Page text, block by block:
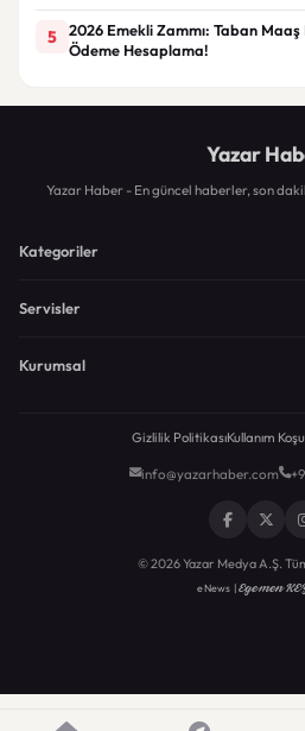
5
2026 Emekli Zammı: Taban
Ödeme Hesaplama!
Yazar
Yazar Haber - En güncel haberler, son
Kategoriler
Servisler
Kurumsal
Gizlilik PolitikasıKullanım
info@yazarhaber.com
© 2026 Yazar Medya A.Ş. Tüm
eNews |Egemen